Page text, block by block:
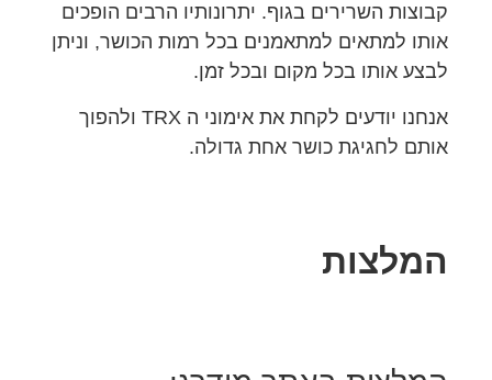
קבוצות השרירים בגוף. יתרונותיו הרבים הופכים
אותו למתאים למתאמנים בכל רמות הכושר, וניתן
לבצע אותו בכל מקום ובכל זמן.
אנחנו יודעים לקחת את אימוני ה TRX ולהפוך
אותם לחגיגת כושר אחת גדולה.
המלצות